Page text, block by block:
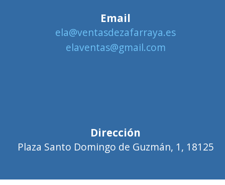
Email
ela@ventasdezafarraya.es
elaventas@gmail.com
Dirección
Plaza Santo Domingo de Guzmán, 1, 18125